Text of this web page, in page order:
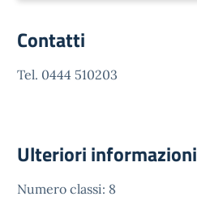
Contatti
Tel. 0444 510203
Ulteriori informazioni
Numero classi: 8